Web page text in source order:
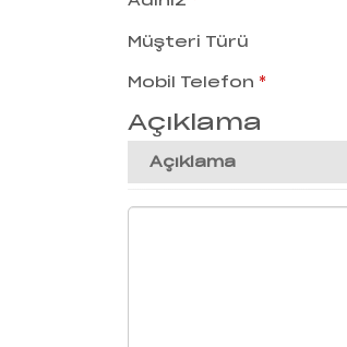
Müşteri Türü
Mobil Telefon *
Açıklama
Açıklama